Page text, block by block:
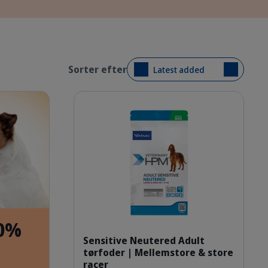
Sorter efter Latest added
Sensitive Neutered Adult
tørfoder | Mellemstore & store
racer